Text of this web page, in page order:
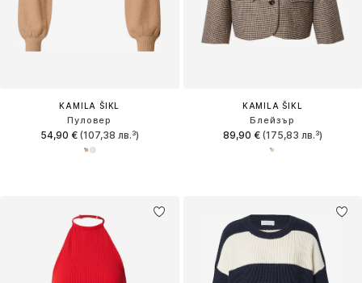
KAMILA ŠIKL
Пуловер
54,90 €(107,38 лв.³)
KAMILA ŠIKL
Блейзър
89,90 €(175,83 лв.³)